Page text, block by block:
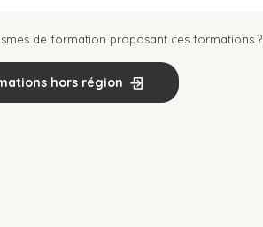
de formation proposant ces formations ?
hors région